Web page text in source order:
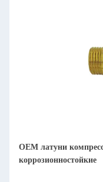
OEM латуни
коррозионностойкие